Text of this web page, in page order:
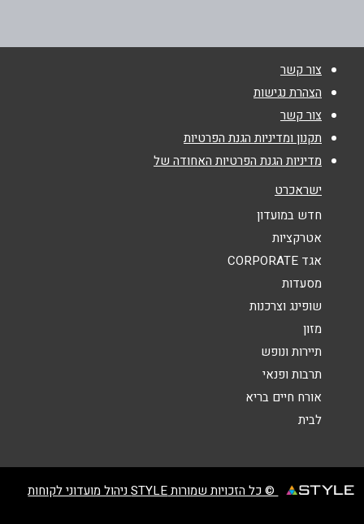
נושא*
אנא חזרו אלי בקשר ל...
צור קשר
הצהרת נגישות
צור קשר
תקנון ומדיניות הגנת הפרטיות
מדיניות הגנת הפרטיות האחודה של
ישראכרט
חדש במועדון
אטרקציות
אגד CORPORATE
מסעדות
שופינג וצרכנות
מזון
תיירות ונופש
תרבות ופנאי
אורח חיים בריא
לבית
© כל הזכויות שמורות STYLE ניהול מועדוני לקוחות